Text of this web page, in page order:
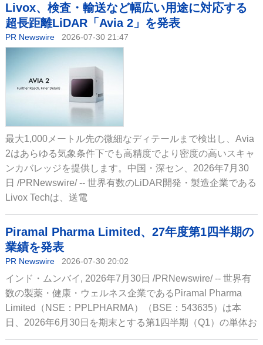
Livox、検査・輸送など幅広い用途に対応する
超長距離LiDAR「Avia 2」を発表
PR Newswire 2026-07-30 21:47
最大1,000メートル先の微細なディテールまで検出し、Avia
2はあらゆる気象条件下でも高精度でより密度の高いスキャ
ンカバレッジを提供します。中国・深セン、2026年7月30
日 /PRNewswire/ -- 世界有数のLiDAR開発・製造企業である
Livox Techは、送電
Piramal Pharma Limited、27年度第1四半期の
業績を発表
PR Newswire 2026-07-30 20:02
インド・ムンバイ, 2026年7月30日 /PRNewswire/ -- 世界有
数の製薬・健康・ウェルネス企業であるPiramal Pharma
Limited（NSE：PPLPHARMA）（BSE：543635）は本
日、2026年6月30日を期末とする第1四半期（Q1）の単体お